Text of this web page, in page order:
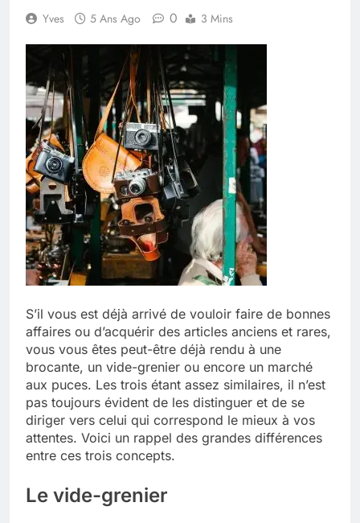
Yves 5 Ans Ago 0 3 Mins
S’il vous est déjà arrivé de vouloir faire de bonnes
affaires ou d’acquérir des articles anciens et rares,
vous vous êtes peut-être déjà rendu à une
brocante, un vide-grenier ou encore un marché
aux puces. Les trois étant assez similaires, il n’est
pas toujours évident de les distinguer et de se
diriger vers celui qui correspond le mieux à vos
attentes. Voici un rappel des grandes différences
entre ces trois concepts.
Le vide-grenier